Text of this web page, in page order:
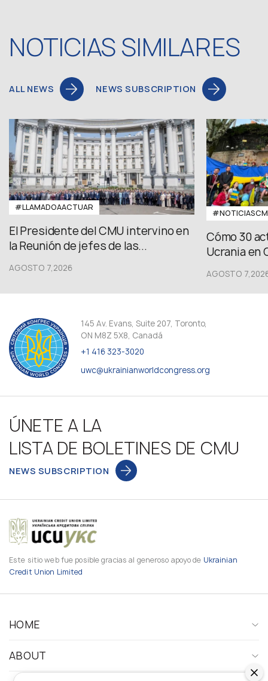
NOTICIAS SIMILARES
ALL NEWS NEWS SUBSCRIPTION
#LLAMADOAACTUAR
El Presidente del CMU intervino en
la Reunión de jefes de las...
AGOSTO 7,2026
Cómo 30
Ucrania en
AGOSTO
145 Av. Evans, Suite 207, Toronto,
ON M8Z 5X8, Canadá
+1 416 323-3020
uwc@ukrainianworldcongress.org
ÚNETE A LA
LISTA DE BOLETINES DE CMU
NEWS SUBSCRIPTION
Este sitio web fue posible gracias al generoso apoyo de Ukrainian
Credit Union Limited
HOME
ABOUT